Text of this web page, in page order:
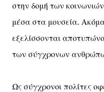
στην δομή των
μέσα στα μουσεία.
εξελίσσονται
των σύγχρονων
Ως σύγχρονοι πολίτες